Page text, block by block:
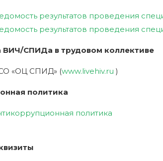
результатов проведения
результатов проведения
СПИДа в трудовом коллективе
«ОЦ СПИД» (www.livehiv.ru )
политика
политика